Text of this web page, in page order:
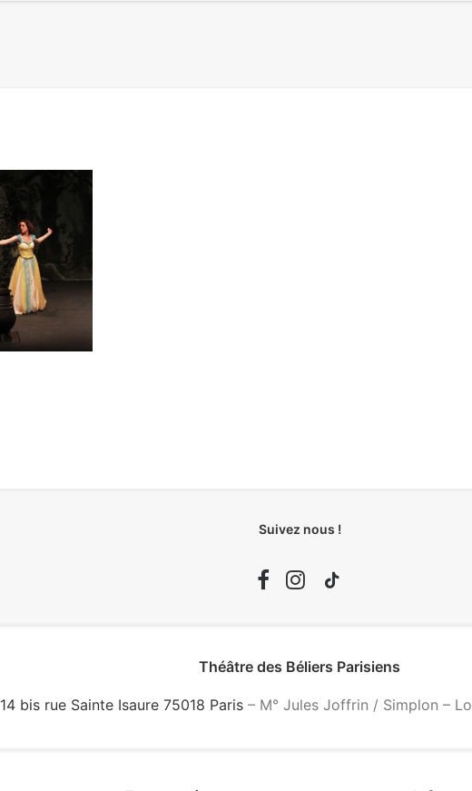
Suivez nous !
Théâtre des Béliers Parisiens
14 bis rue Sainte Isaure 75018 Paris – M° Jules Joffrin / Simplon –